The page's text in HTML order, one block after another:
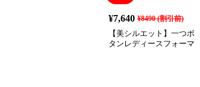
¥7,640 ¥8490(割引前)
【美シルエット】一つボ
タンレディースフォーマ